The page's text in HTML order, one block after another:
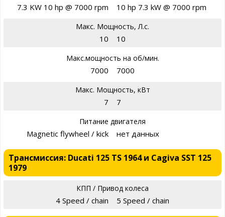
7.3 KW 10 hp @ 7000 rpm 10 hp 7.3 kW @ 7000 rpm
Макс. Мощность, Л.с.
10 10
Макс.мощность на об/мин.
7000 7000
Макс. Мощность, кВт
7 7
Питание двигателя
Magnetic flywheel / kick нет данных
Трансмиссия: Ducati 125 TS 1964 и Cagiva SST 125
1979
КПП / Привод колеса
4 Speed / chain 5 Speed / chain